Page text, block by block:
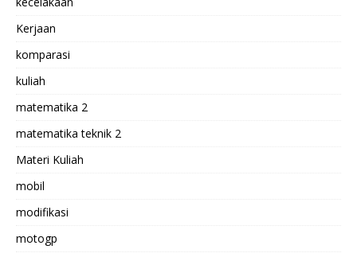
Kerjaan
komparasi
kuliah
matematika 2
matematika teknik 2
Materi Kuliah
mobil
modifikasi
motogp